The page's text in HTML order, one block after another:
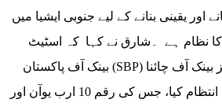
اور یقینی بنانے کے لیے جنوبی ایشیا میں
کا نظام ہے ۔شارق نے کہا کہ اسٹیٹ
بینک آف پاکستان (SBP) اور پیپلز بینک آف چائنا (PBOC) نے 2011
میں کرنسی کے تبادلے کا انتظام کیا، جس کی رقم 10 ارب یوآن اور